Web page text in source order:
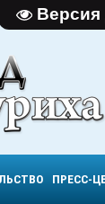
ПРЕСС-